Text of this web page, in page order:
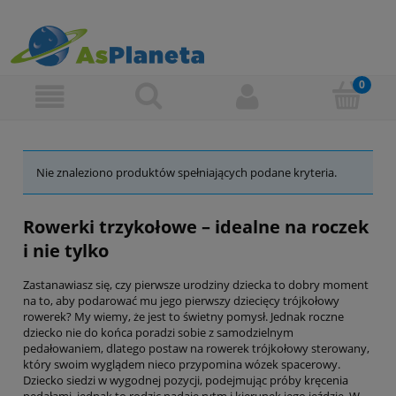
Nie znaleziono produktów spełniających podane kryteria.
Rowerki trzykołowe – idealne na roczek
i nie tylko
Zastanawiasz się, czy pierwsze urodziny dziecka to dobry moment
na to, aby podarować mu jego pierwszy dziecięcy trójkołowy
rowerek? My wiemy, że jest to świetny pomysł. Jednak roczne
dziecko nie do końca poradzi sobie z samodzielnym
pedałowaniem, dlatego postaw na rowerek trójkołowy sterowany,
który swoim wyglądem nieco przypomina wózek spacerowy.
Dziecko siedzi w wygodnej pozycji, podejmując próby kręcenia